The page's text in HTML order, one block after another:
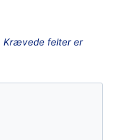
Krævede felter er